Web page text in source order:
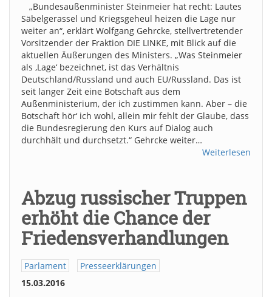
„Bundesaußenminister Steinmeier hat recht: Lautes
Säbelgerassel und Kriegsgeheul heizen die Lage nur
weiter an“, erklärt Wolfgang Gehrcke, stellvertretender
Vorsitzender der Fraktion DIE LINKE, mit Blick auf die
aktuellen Äußerungen des Ministers. „Was Steinmeier
als ‚Lage‘ bezeichnet, ist das Verhältnis
Deutschland/Russland und auch EU/Russland. Das ist
seit langer Zeit eine Botschaft aus dem
Außenministerium, der ich zustimmen kann. Aber – die
Botschaft hör‘ ich wohl, allein mir fehlt der Glaube, dass
die Bundesregierung den Kurs auf Dialog auch
durchhält und durchsetzt.“ Gehrcke weiter…
Weiterlesen
Abzug russischer Truppen
erhöht die Chance der
Friedensverhandlungen
Parlament
Presseerklärungen
15.03.2016